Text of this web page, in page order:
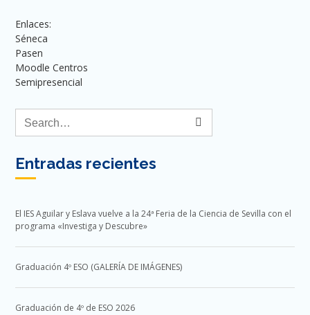
Enlaces:
Séneca
Pasen
Moodle Centros
Semipresencial
Entradas recientes
El IES Aguilar y Eslava vuelve a la 24ª Feria de la Ciencia de Sevilla con el
programa «Investiga y Descubre»
Graduación 4º ESO (GALERÍA DE IMÁGENES)
Graduación de 4º de ESO 2026